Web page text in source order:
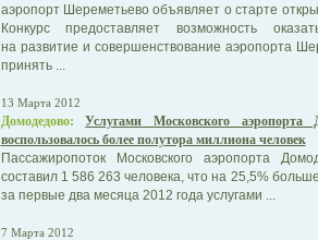
аэропорт Шереметьево объявляет о старте
Конкурс предоставляет возможность
на развитие и совершенствование аэропорта
принять ...
13 Марта 2012
Домодедово:
Услугами Московского
воспользовалось более полутора миллиона человек
Пассажиропоток Московского аэропорта
составил 1 586 263 человека, что на 25,5%
за первые два месяца 2012 года услугами ...
7 Марта 2012